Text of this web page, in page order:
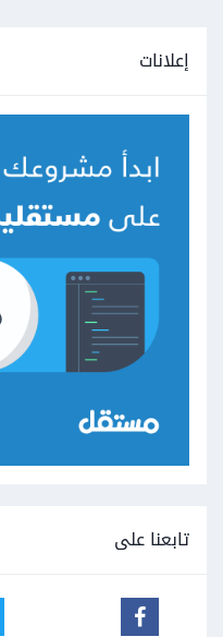
إعلانات
تابعنا على